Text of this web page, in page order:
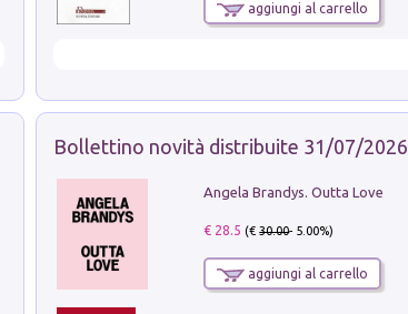
aggiungi al carrello
Bollettino novità distribuite 31/07/2026
Angela Brandys. Outta Love
€ 28.5 (€30.00- 5.00%)
aggiungi al carrello